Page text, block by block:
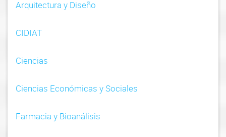
a
n
Arquitectura y Diseño
CIDIAT
Ciencias
Ciencias Económicas y Sociales
Farmacia y Bioanálisis